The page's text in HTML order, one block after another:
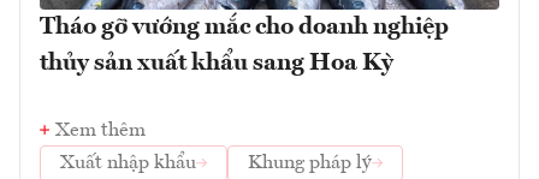
Tháo gỡ vướng mắc cho doanh nghiệp
thủy sản xuất khẩu sang Hoa Kỳ
Xem thêm
Xuất nhập khẩu
Khung pháp lý